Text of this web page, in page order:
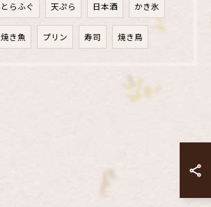
とらふぐ 天ぷら 日本酒 かき氷
焼き魚 プリン 寿司 焼き鳥